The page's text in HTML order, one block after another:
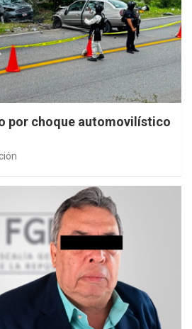
por choque automovilístico